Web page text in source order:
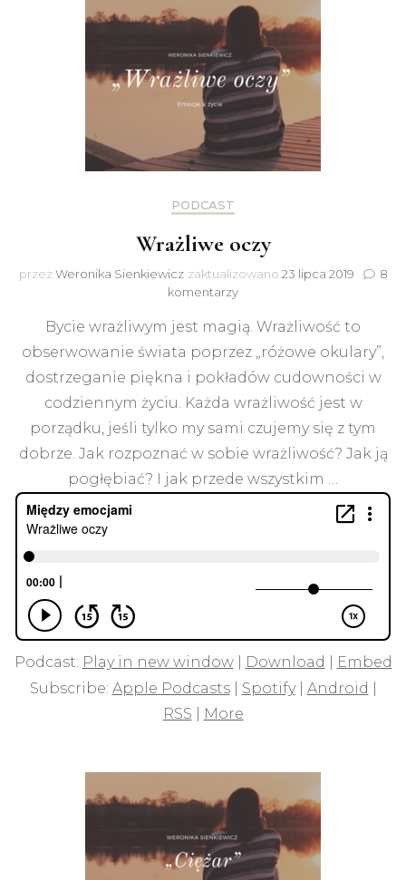
PODCAST
Wrażliwe oczy
przezWeronika Sienkiewicz zaktualizowano 23 lipca 2019
8
komentarzydo
oczy
Bycie wrażliwym jest magią. Wrażliwość to
obserwowanie świata poprzez „różowe okulary”,
dostrzeganie piękna i pokładów cudowności w
codziennym życiu. Każda wrażliwość jest w
porządku, jeśli tylko my sami czujemy się z tym
dobrze. Jak rozpoznać w sobie wrażliwość? Jak ją
pogłębiać? I jak przede wszystkim …
Podcast: Play in new window| Download
Embed
Subscribe: Apple Podcasts| Spotify| Android
RSS
More